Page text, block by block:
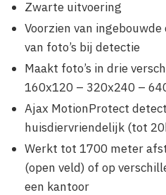
Zwarte uitvoering
Voorzien van
van foto’s bij detectie
Maakt foto’s in drie
160х120 – 320х240 –
Ajax MotionProtect
huisdiervriendelijk (tot
Werkt tot 1700 meter
(open veld) of op
een kantoor